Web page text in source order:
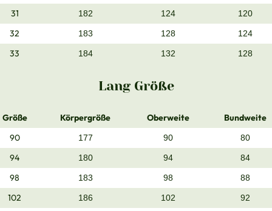
31 182 124 120
32 183 128 124
33 184 132 128
Lang Größe
Größe Körpergröße Oberweite
Bundweite
90
177 90 80
94 180 94 84
98 183 98 88
102 186 102 92